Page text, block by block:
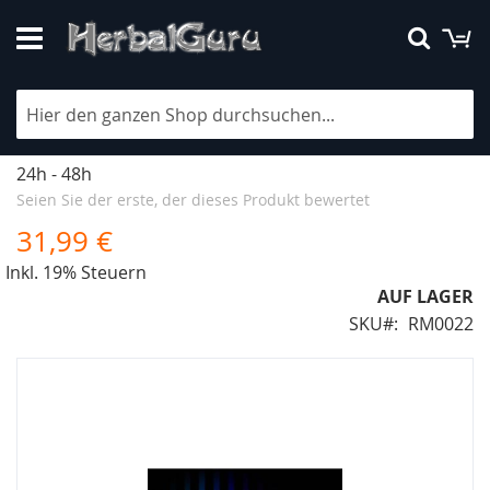
zum
Inhalt
Suche
Bonzai WinterBoost 3g
Lieferzeit
24h - 48h
Seien Sie der erste, der dieses Produkt bewertet
31,99 €
Inkl. 19% Steuern
AUF LAGER
SKU
RM0022